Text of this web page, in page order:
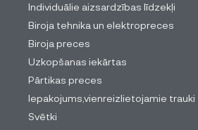
Individuālie aizsardzības līdzekļi
Biroja tehnika un elektropreces
Biroja preces
Uzkopšanas iekārtas
Pārtikas preces
Iepakojums,vienreizlietojamie trauki
Svētki